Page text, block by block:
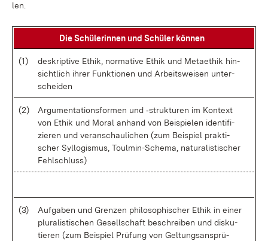
len.
Die Schü­le­rin­nen und Schü­ler kön­nen
(1)
de­skrip­ti­ve Ethik, nor­ma­ti­ve Ethik und Me­tae­thik hin­
sicht­lich ih­rer Funk­tio­nen und Ar­beits­wei­sen un­ter­
schei­den
(2)
Ar­gu­men­ta­ti­ons­for­men und ‑struk­tu­ren im Kon­text
von Ethik und Mo­ral an­hand von Bei­spie­len iden­ti­fi­
zie­ren und ver­an­schau­li­chen (zum Bei­spiel prak­ti­
scher Syl­lo­gis­mus, Toul­min-Sche­ma, na­tu­ra­lis­ti­scher
Fehl­schluss)
(3)
Auf­ga­ben und Gren­zen phi­lo­so­phi­scher Ethik in ei­ner
plu­ra­lis­ti­schen Ge­sell­schaft be­schrei­ben und dis­ku­
tie­ren (zum Bei­spiel Prü­fung von Gel­tungs­an­sprü­